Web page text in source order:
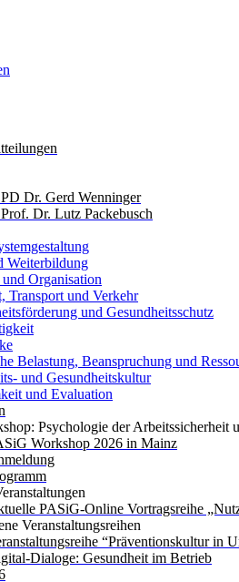
Dr. Gerd Wenninger
Dr. Lutz Packebusch
Weiterbildung
Organisation
Transport und Verkehr
und Gesundheitsschutz
Belastung, Beanspruchung und
und Gesundheitskultur
und Evaluation
Psychologie der Arbeitssicherheit
Workshop 2026 in Mainz
PASiG-Online Vortragsreihe
Veranstaltungsreihen
“Präventionskultur in
Dialoge: Gesundheit im Betrieb